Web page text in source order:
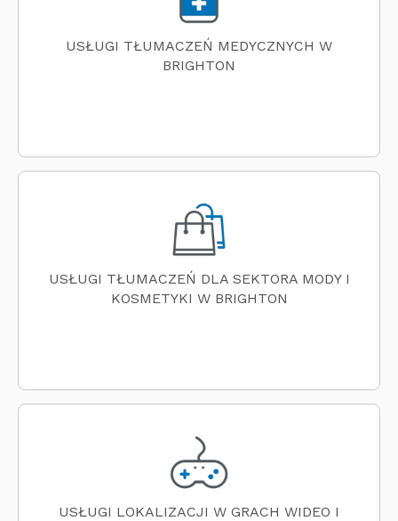
USŁUGI TŁUMACZEŃ MEDYCZNYCH W
BRIGHTON
USŁUGI TŁUMACZEŃ DLA SEKTORA MODY I
KOSMETYKI W BRIGHTON
USŁUGI LOKALIZACJI W GRACH WIDEO I